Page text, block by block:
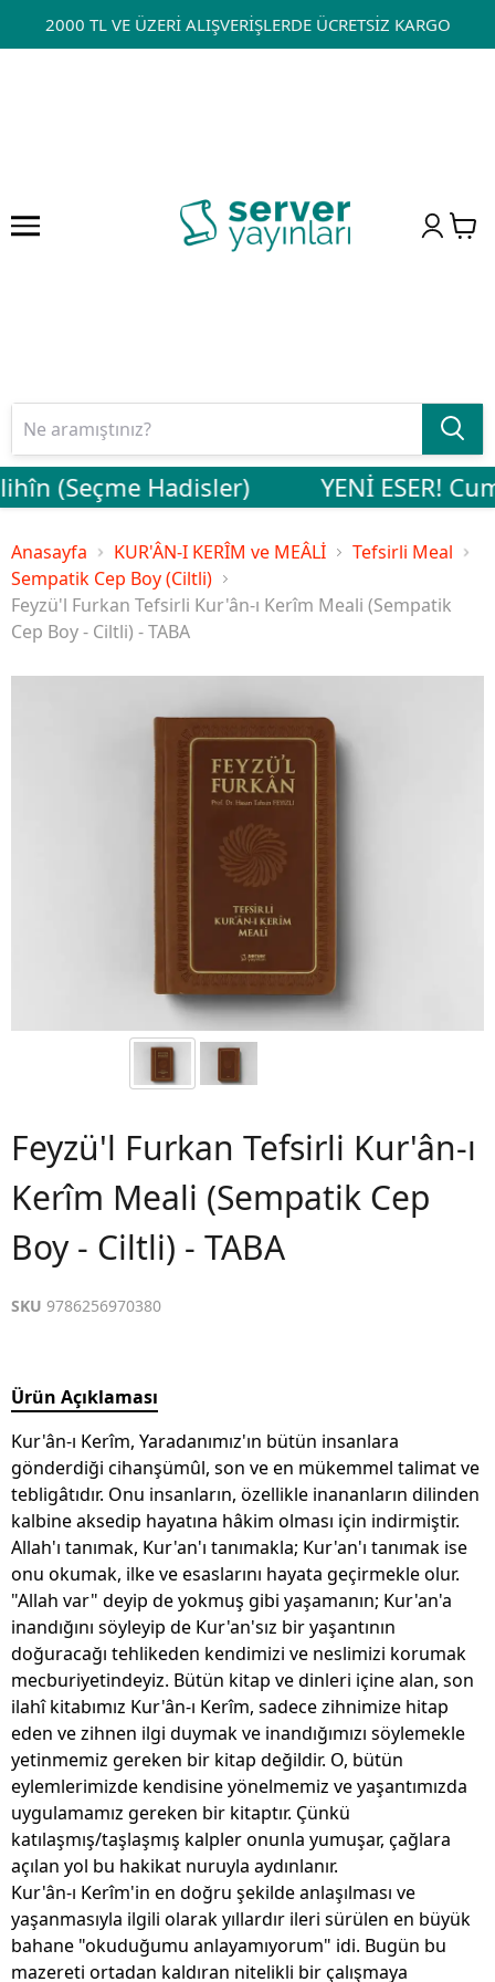
2000 TL VE ÜZERİ ALIŞVERİŞLERDE ÜCRETSİZ KARGO
(Seçme Hadisler) YENİ ESER!
Anasayfa KUR'ÂN-I KERÎM ve MEÂLİ
Tefsirli Meal
Sempatik Cep Boy (Ciltli)
Feyzü'l Furkan Tefsirli Kur'ân-ı Kerîm Meali (Sempatik
Cep Boy - Ciltli) - TABA
Feyzü'l Furkan Tefsirli Kur'ân-ı
Kerîm Meali (Sempatik Cep
Boy - Ciltli) - TABA
SKU 9786256970380
Ürün Açıklaması
Kur'ân-ı Kerîm, Yaradanımız'ın bütün insanlara
gönderdiği cihanşümûl, son ve en mükemmel talimat ve
tebligâtıdır. Onu insanların, özellikle inananların dilinden
kalbine aksedip hayatına hâkim olması için indirmiştir.
Allah'ı tanımak, Kur'an'ı tanımakla; Kur'an'ı tanımak ise
onu okumak, ilke ve esaslarını hayata geçirmekle olur.
"Allah var" deyip de yokmuş gibi yaşamanın; Kur'an'a
inandığını söyleyip de Kur'an'sız bir yaşantının
doğuracağı tehlikeden kendimizi ve neslimizi korumak
mecburiyetindeyiz. Bütün kitap ve dinleri içine alan, son
ilahî kitabımız Kur'ân-ı Kerîm, sadece zihnimize hitap
eden ve zihnen ilgi duymak ve inandığımızı söylemekle
yetinmemiz gereken bir kitap değildir. O, bütün
eylemlerimizde kendisine yönelmemiz ve yaşantımızda
uygulamamız gereken bir kitaptır. Çünkü
katılaşmış/taşlaşmış kalpler onunla yumuşar, çağlara
açılan yol bu hakikat nuruyla aydınlanır.
Kur'ân-ı Kerîm'in en doğru şekilde anlaşılması ve
yaşanmasıyla ilgili olarak yıllardır ileri sürülen en büyük
bahane "okuduğumu anlayamıyorum" idi. Bugün bu
mazereti ortadan kaldıran nitelikli bir çalışmaya